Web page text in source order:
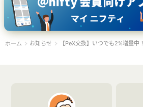
ホーム お知らせ 【PeX交換】いつでも2%増量中！